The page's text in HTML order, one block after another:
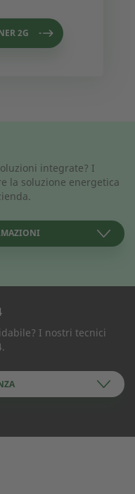
2G
integrate? I
la soluzione energetica
I nostri tecnici